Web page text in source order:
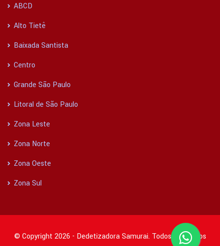
ABCD
Alto Tietê
Baixada Santista
Centro
Grande São Paulo
Litoral de São Paulo
Zona Leste
Zona Norte
Zona Oeste
Zona Sul
© Copyright 2026 - Dedetizadora Samurai. Todos os direitos